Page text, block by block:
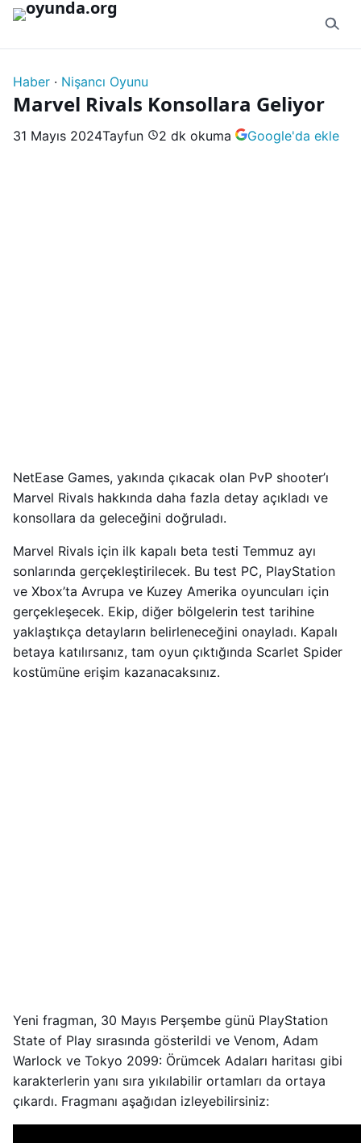
İçeriğe geç
Haber · Nişancı Oyunu
Marvel Rivals Konsollara Geliyor
31 Mayıs 2024Tayfun 2 dk okuma Google'da ekle
NetEase Games, yakında çıkacak olan PvP shooter’ı
Marvel Rivals hakkında daha fazla detay açıkladı ve
konsollara da geleceğini doğruladı.
Marvel Rivals için ilk kapalı beta testi Temmuz ayı
sonlarında gerçekleştirilecek. Bu test PC, PlayStation
ve Xbox’ta Avrupa ve Kuzey Amerika oyuncuları için
gerçekleşecek. Ekip, diğer bölgelerin test tarihine
yaklaştıkça detayların belirleneceğini onayladı. Kapalı
betaya katılırsanız, tam oyun çıktığında Scarlet Spider
kostümüne erişim kazanacaksınız.
Yeni fragman, 30 Mayıs Perşembe günü PlayStation
State of Play sırasında gösterildi ve Venom, Adam
Warlock ve Tokyo 2099: Örümcek Adaları haritası gibi
karakterlerin yanı sıra yıkılabilir ortamları da ortaya
çıkardı. Fragmanı aşağıdan izleyebilirsiniz: